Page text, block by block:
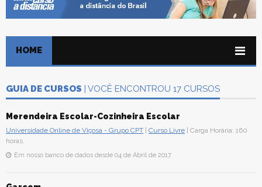
HOME
GUIA DE CURSOS | VOCÊ ENCONTROU 17 CURSOS
Merendeira Escolar-Cozinheira Escolar
Universidade Online de Viçosa - Grupo CPT Curso Livre | Carga Horária: 160
horas.
Em nosso banco de dados desde 04 de Abril de 2017